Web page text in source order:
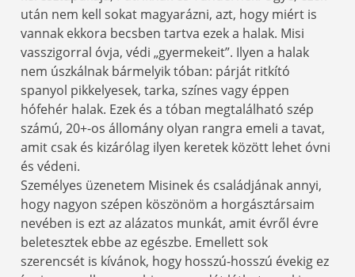
után nem kell sokat magyarázni, azt, hogy miért is
vannak ekkora becsben tartva ezek a halak. Misi
vasszigorral óvja, védi „gyermekeit”. Ilyen a halak
nem úszkálnak bármelyik tóban: párját ritkító
spanyol pikkelyesek, tarka, színes vagy éppen
hófehér halak. Ezek és a tóban megtalálható szép
számú, 20+-os állomány olyan rangra emeli a tavat,
amit csak és kizárólag ilyen keretek között lehet óvni
és védeni.
Személyes üzenetem Misinek és családjának annyi,
hogy nagyon szépen köszönöm a horgásztársaim
nevében is ezt az alázatos munkát, amit évről évre
beletesztek ebbe az egészbe. Emellett sok
szerencsét is kívánok, hogy hosszú-hosszú évekig ez